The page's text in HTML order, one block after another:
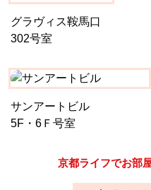
グラヴィス鞍馬口
302号室
サンアートビル
5F・6Ｆ号室
京都ライフでお部